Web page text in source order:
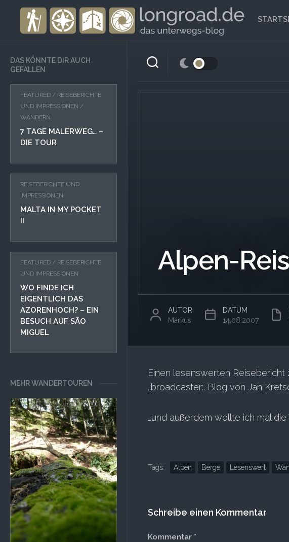
DAS KÖNNTE DIR AUCH
GEFALLEN
FEATURED / REISEBERICHTE
UND IMPRESSIONEN /
WANDERN
7 TAGE MALERWEG… –
DIE TOUR
REISEBERICHTE UND
IMPRESSIONEN
MALTA IN MY POCKET
II
FEATURED / REISEBERICHTE
UND IMPRESSIONEN
WO FINDE ICH
EIGENTLICH DAS
AZORENHOCH? – EIN
BESUCH AUF SÃO
MIGUEL
MEHR WANDERTOUREN
Alpen-
AUTOR
Markus
DATUM
14.08.2007
Einen lesenswerten Reisebericht
.:broadcaster:. Blog von Jan
…und außerdem wollte ich mal
Tags: Alpen Berge Lesenswert
Schreibe einen Kommentar
Kommentar *